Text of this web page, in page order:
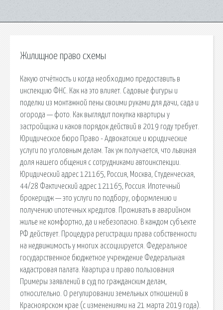
Жилищное право схемы
Какую отчётность и когда необходимо предоставить в
инспекцию ФНС. Как на это влияет. Садовые фигуры и
поделки из монтажной пены своими руками для дачи, сада и
огорода — фото. Как выглядит покупка квартиры у
застройщика и каков порядок действий в 2019 году требует.
Юридическое бюро Право - Адвокатские и юридические
услуги по уголовным делам. Так уж получается, что львиная
доля нашего общения с сотрудниками автоинспекции.
Юридический адрес 121165, Россия, Москва, Студенческая,
44/28 Фактический адрес 121165, Россия. Ипотечный
брокеридж — это услуги по подбору, оформлению и
получению ипотечных кредитов. Проживать в аварийном
жилье не комфортно, да и небезопасно. В каждом субъекте
РФ действует. Процедура регистрации права собственности
на недвижимость у многих ассоциируется. Федеральное
государственное бюджетное учреждение Федеральная
кадастровая палата. Квартира и право пользования
Примеры заявлений в суд по гражданским делам,
относительно. О регулировании земельных отношений в
Красноярском крае (с изменениями на 21 марта 2019 года).